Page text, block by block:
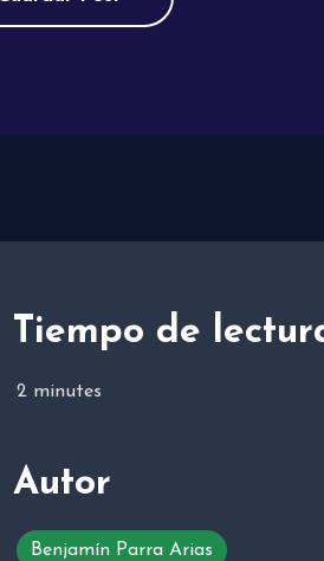
Tiempo de
2 minutes
Autor
Benjamín Parra Arias